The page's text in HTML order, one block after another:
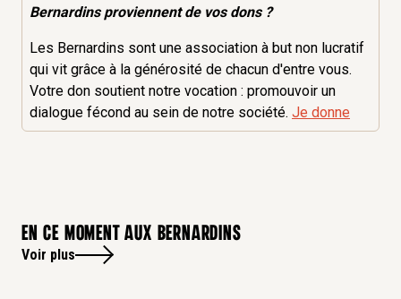
Bernardins proviennent de vos dons ?
Les Bernardins sont une association à but non lucratif
qui vit grâce à la générosité de chacun d'entre vous.
Votre don soutient notre vocation : promouvoir un
dialogue fécond au sein de notre société. Je donne
En ce moment aux bernardins
Voir plus